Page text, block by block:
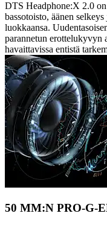
DTS Headphone:X 2.0
bassotoisto, äänen
luokkaansa.
parannetun erottelukyvyn
havaittavissa entistä
50 MM:N PRO-G-